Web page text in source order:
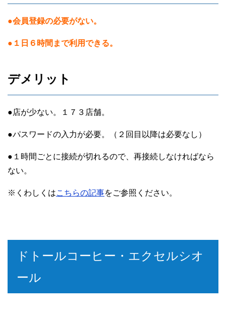
●会員登録の必要がない。
●１日６時間まで利用できる。
デメリット
●店が少ない。１７３店舗。
●パスワードの入力が必要。（２回目以降は必要なし）
●１時間ごとに接続が切れるので、再接続しなければなら
ない。
※くわしくはこちらの記事をご参照ください。
ドトールコーヒー・エクセルシオ
ール